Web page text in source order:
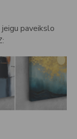
paveikslo